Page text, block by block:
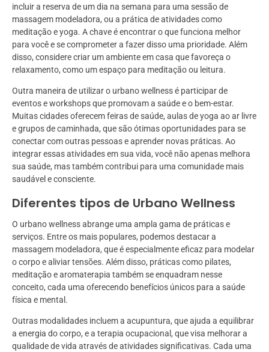
incluir a reserva de um dia na semana para uma sessão de
massagem modeladora, ou a prática de atividades como
meditação e yoga. A chave é encontrar o que funciona melhor
para você e se comprometer a fazer disso uma prioridade. Além
disso, considere criar um ambiente em casa que favoreça o
relaxamento, como um espaço para meditação ou leitura.
Outra maneira de utilizar o urbano wellness é participar de
eventos e workshops que promovam a saúde e o bem-estar.
Muitas cidades oferecem feiras de saúde, aulas de yoga ao ar livre
e grupos de caminhada, que são ótimas oportunidades para se
conectar com outras pessoas e aprender novas práticas. Ao
integrar essas atividades em sua vida, você não apenas melhora
sua saúde, mas também contribui para uma comunidade mais
saudável e consciente.
Diferentes tipos de Urbano Wellness
O urbano wellness abrange uma ampla gama de práticas e
serviços. Entre os mais populares, podemos destacar a
massagem modeladora, que é especialmente eficaz para modelar
o corpo e aliviar tensões. Além disso, práticas como pilates,
meditação e aromaterapia também se enquadram nesse
conceito, cada uma oferecendo benefícios únicos para a saúde
física e mental.
Outras modalidades incluem a acupuntura, que ajuda a equilibrar
a energia do corpo, e a terapia ocupacional, que visa melhorar a
qualidade de vida através de atividades significativas. Cada uma